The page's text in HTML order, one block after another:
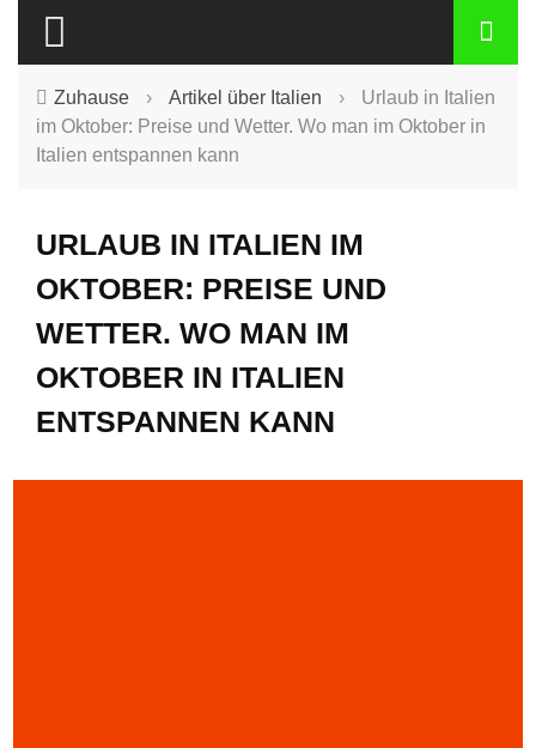
Zuhause › Artikel über Italien ›
Urlaub in Italien
im Oktober: Preise und Wetter. Wo man im Oktober in
Italien entspannen kann
URLAUB IN ITALIEN IM
OKTOBER: PREISE UND
WETTER. WO MAN IM
OKTOBER IN ITALIEN
ENTSPANNEN KANN